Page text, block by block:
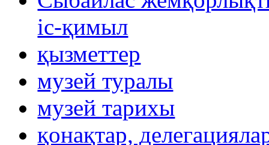
іс-қимыл
қызметтер
музей туралы
музей тарихы
қонақтар,